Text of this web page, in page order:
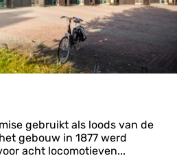
gebruikt als loods van de
gebouw in 1877 werd
acht locomotieven...